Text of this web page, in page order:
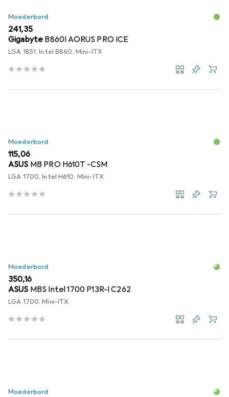
Moederbord
EUR
241,35
Gigabyte B860I AORUS PRO ICE
LGA 1851, Intel B860, Mini-ITX
Moederbord
EUR
115,06
ASUS MB PRO H610T -CSM
LGA 1700, Intel H610, Mini-ITX
Moederbord
EUR
350,16
ASUS MBS Intel 1700 P13R-I C262
LGA 1700, Mini-ITX
Moederbord